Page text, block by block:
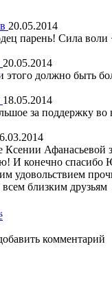
20.05.2014
парень! Сила воли
20.05.2014
этого должно быть
18.05.2014
за поддержку во
Афанасьевой
И конечно спасибо
удовольствием
близким друзьям
комментарий